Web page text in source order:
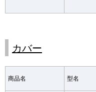
カバー
商品名 型名